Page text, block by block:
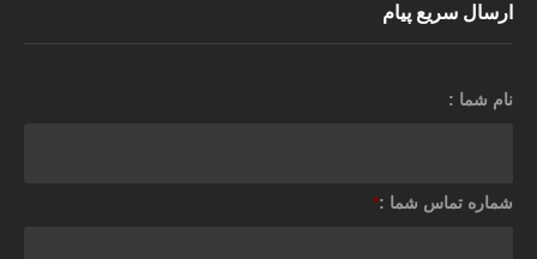
ارسال سریع پیام
نام شما :
شماره تماس شما :*